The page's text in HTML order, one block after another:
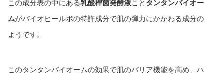
この成分表の中にある乳酸桿菌発酵液こと タンタンバイオー
ムがバイオヒールボの特許成分で肌の弾力にかかわる成分の
ようです。
このタンタンバイオームの効果で肌のバリア機能を高め、ハ